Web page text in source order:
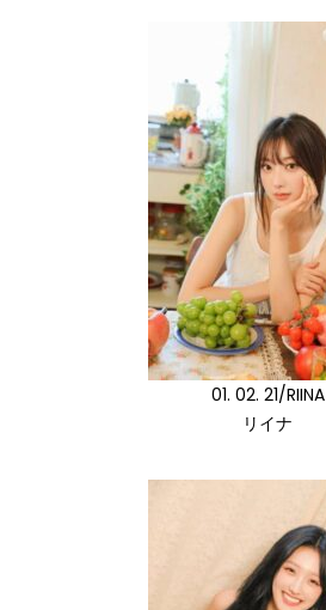
01. 02. 21/RIINA
リイナ